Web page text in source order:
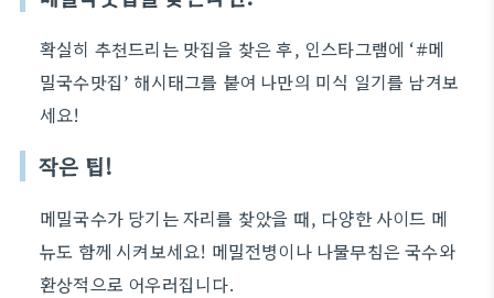
확실히 추천드리는 맛집을 찾은 후, 인스타그램에 ‘#메
밀국수맛집’ 해시태그를 붙여 나만의 미식 일기를 남겨보
세요!
작은 팁!
메밀국수가 당기는 자리를 찾았을 때, 다양한 사이드 메
뉴도 함께 시켜보세요! 메밀전병이나 나물무침은 국수와
환상적으로 어우러집니다.